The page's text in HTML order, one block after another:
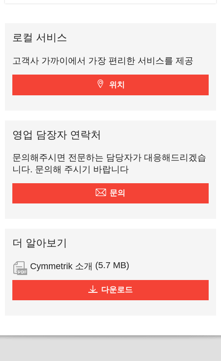
로컬 서비스
고객사 가까이에서 가장 편리한 서비스를 제공
위치
영업 담장자 연락처
문의해주시면 전문하는 담당자가 대응해드리겠습
니다. 문의해 주시기 바랍니다
문의
더 알아보기
Cymmetrik 소개 (5.7 MB)
다운로드